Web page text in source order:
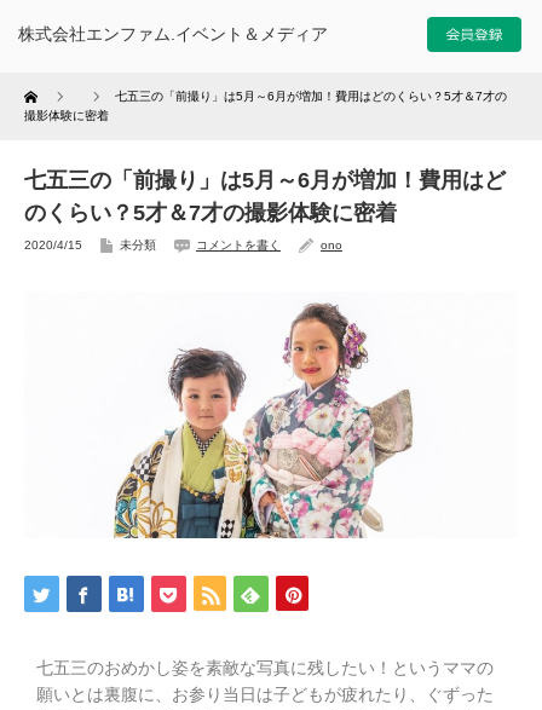
株式会社エンファム.イベント＆メディア
Home
七五三の「前撮り」は5月～6月が増加！費用はどのくらい？5才＆7才の
撮影体験に密着
七五三の「前撮り」は5月～6月が増加！費用はど
のくらい？5才＆7才の撮影体験に密着
2020/4/15 未分類 コメントを書く ono
七五三のおめかし姿を素敵な写真に残したい！というママの
願いとは裏腹に、お参り当日は子どもが疲れたり、ぐずった